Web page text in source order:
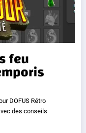
feu
DOFUS Rétro
des conseils